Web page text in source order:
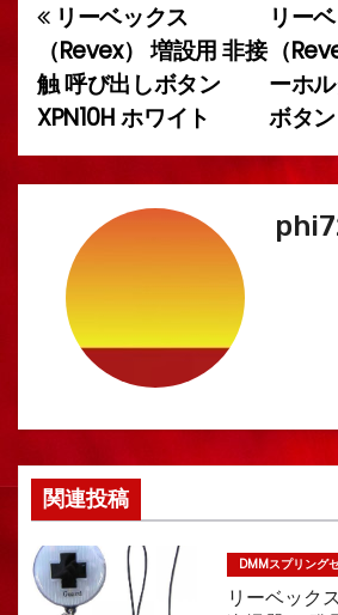
投
稿
ナ
ビ
ー
シ
ン
リー
（
ーホ
ボタ
リーベックス
（Revex） 増設用 非接
触 呼び出しボタン
XPN10H ホワイト
関連投稿
DMMスプリング
リーベック